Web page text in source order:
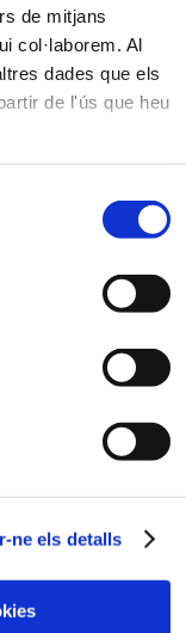
de mitjans
col·laborem. Al
dades que els
de l'ús que heu
ne els detalls